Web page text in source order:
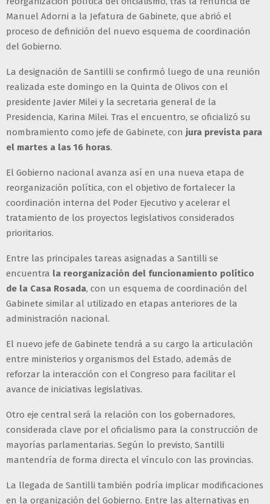
Manuel Adorni a la Jefatura de Gabinete, que abrió el
proceso de definición del nuevo esquema de coordinación
del Gobierno.
La designación de Santilli se confirmó luego de una reunión
realizada este domingo en la Quinta de Olivos con el
presidente Javier Milei y la secretaria general de la
Presidencia, Karina Milei. Tras el encuentro, se oficializó su
nombramiento como jefe de Gabinete, con jura prevista para
el martes a las 16 horas.
El Gobierno nacional avanza así en una nueva etapa de
reorganización política, con el objetivo de fortalecer la
coordinación interna del Poder Ejecutivo y acelerar el
tratamiento de los proyectos legislativos considerados
prioritarios.
Entre las principales tareas asignadas a Santilli se
encuentra la reorganización del funcionamiento político
de la Casa Rosada, con un esquema de coordinación del
Gabinete similar al utilizado en etapas anteriores de la
administración nacional.
El nuevo jefe de Gabinete tendrá a su cargo la articulación
entre ministerios y organismos del Estado, además de
reforzar la interacción con el Congreso para facilitar el
avance de iniciativas legislativas.
Otro eje central será la relación con los gobernadores,
considerada clave por el oficialismo para la construcción de
mayorías parlamentarias. Según lo previsto, Santilli
mantendría de forma directa el vínculo con las provincias.
La llegada de Santilli también podría implicar modificaciones
en la organización del Gobierno. Entre las alternativas en